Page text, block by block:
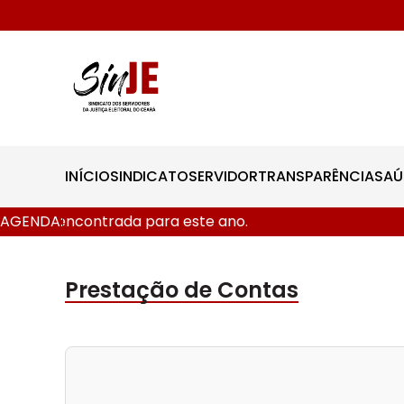
INÍCIOSINDICATOSERVIDORTRANSPARÊNCIA
AGENDA:
data encontrada para este ano.
Prestação de Contas